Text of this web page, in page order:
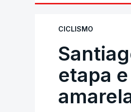
CICLISMO
etapa